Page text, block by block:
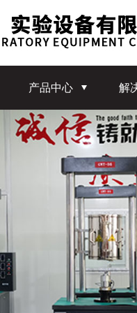
产品中心 解